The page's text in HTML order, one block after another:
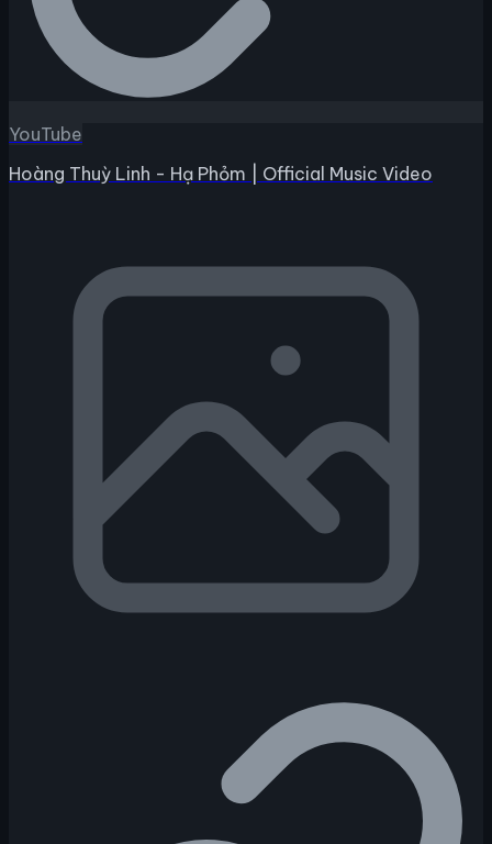
YouTube
Hoàng Thuỳ Linh - Hạ Phỏm | Official Music Video